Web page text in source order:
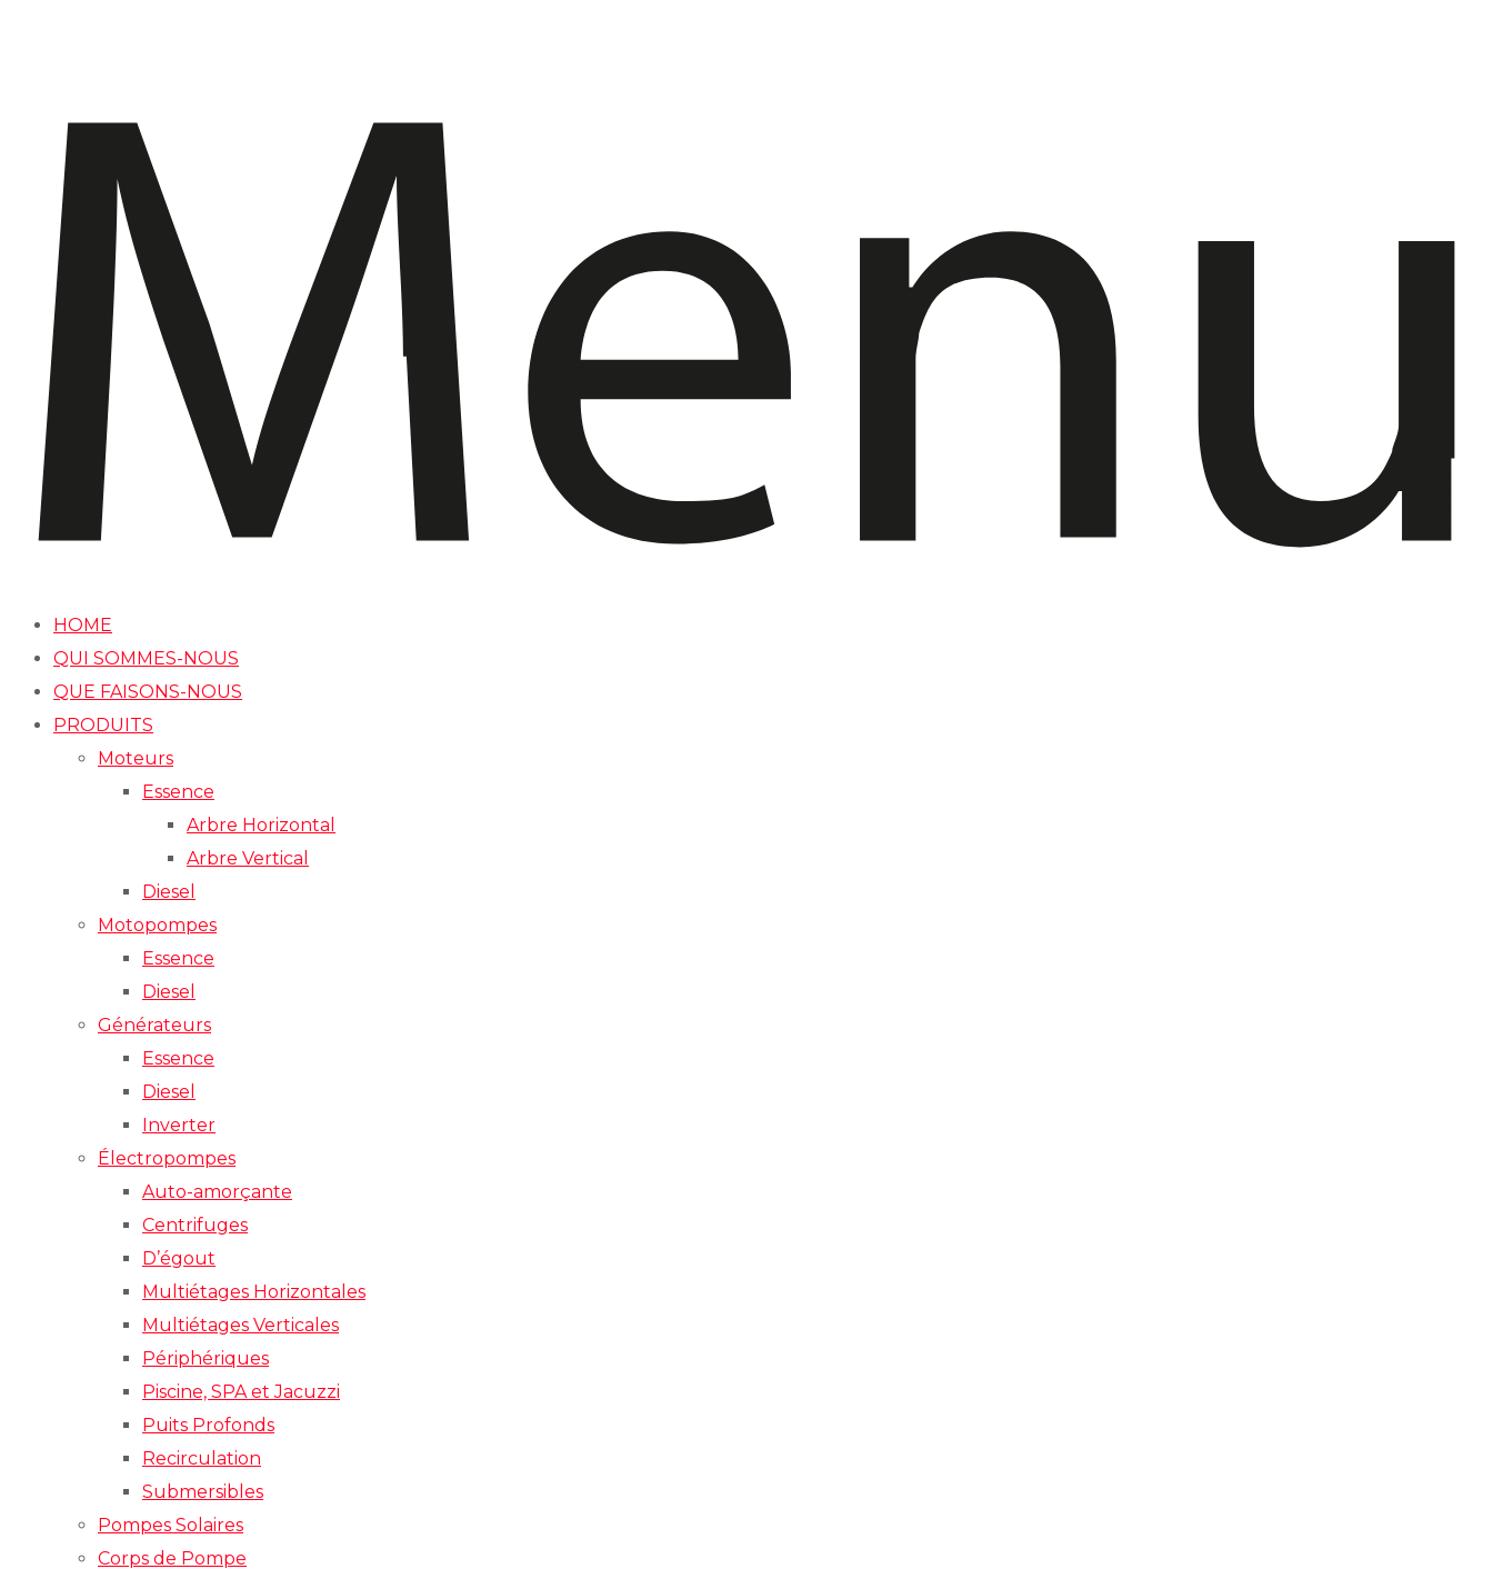
HOME
QUI SOMMES-NOUS
QUE FAISONS-NOUS
PRODUITS
Moteurs
Essence
Arbre Horizontal
Arbre Vertical
Diesel
Motopompes
Essence
Diesel
Générateurs
Essence
Diesel
Inverter
Électropompes
Auto-amorçante
Centrifuges
D’égout
Multiétages Horizontales
Multiétages Verticales
Périphériques
Piscine, SPA et Jacuzzi
Puits Profonds
Recirculation
Submersibles
Pompes Solaires
Corps de Pompe